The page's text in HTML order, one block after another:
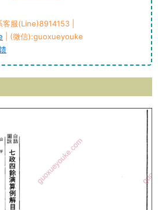
服(Line)8914153 |
| (微信):guoxueyouke